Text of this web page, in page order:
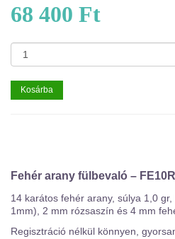
68 400 Ft
Kosárba
Fehér arany fülbevaló –
14 karátos fehér arany, súlya 1,0
1mm), 2 mm rózsaszín és 4 mm
Regisztráció nélkül könnyen,